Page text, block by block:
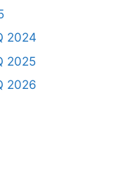
2024
2025
2026